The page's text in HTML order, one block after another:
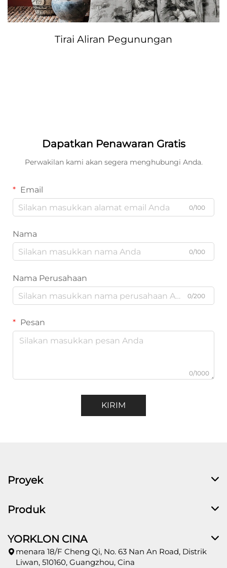
Tirai Aliran Pegunungan
Dapatkan Penawaran Gratis
Perwakilan kami akan segera menghubungi Anda.
Email
0/100
Nama
0/100
Nama Perusahaan
0/200
Pesan
0/1000
KIRIM
Proyek
Produk
YORKLON CINA
menara 18/F Cheng Qi, No. 63 Nan An Road, Distrik
Liwan, 510160, Guangzhou, Cina